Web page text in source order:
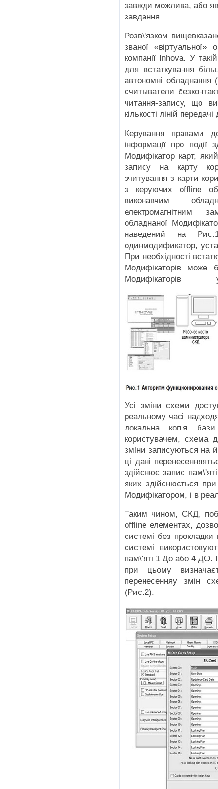
завжди можлива, або
завдання
Розв\'язком
званої «віртуальної»
компанії Inhova. У
для встаткування
автономні обладнання
считыватели
читання-запису, що
кількості ліній
Керування правами
інформації про події
Модифікатор карт,
запису на карту
зчитування з карти
з керуючих offline
виконавчим
електромагнітним
обладнаної
наведений на
одинмодификатор,
При необхідності
Модифікаторів може
Усі зміни схеми
реальному часі
локальна копія
користувачем, схема
зміни записуються на
ці дані
здійснює запис
яких здійснюється
Модифікатором, і в
Таким чином, СКД,
offline елементах,
системі без прокладки
системі
пам\'яті 1 До або 4 ДО.
при цьому
перенесенняу змін
(Рис.2).